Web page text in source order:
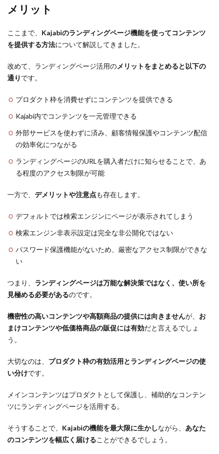
メリット
ここまで、 Kajabiのランディングページ機能を使ってコンテンツ
を提供する方法について解説してきました。
改めて、ランディングページ活用のメリットをまとめると以下の
通り です。
プロダクト枠を消費せずにコンテンツを提供できる
Kajabi内でコンテンツを一元管理できる
外部サービスを使わずに済み、顧客情報保護やコンテンツ配信
の効率化につながる
ランディングページのURLを購入者だけに知らせることで、あ
る程度のアクセス制限が可能
一方で、 デメリットや注意点も存在します。
デフォルトでは検索エンジンにページが表示されてしまう
検索エンジン非表示設定は完全な非公開化ではない
パスワード保護機能がないため、厳密なアクセス制限ができな
い
つまり、 ランディングページは万能な解決策ではなく、使い所を
見極める必要があるのです。
機密性の高いコンテンツや高額商品の提供には向きませんが、 お
まけコンテンツや低価格商品の販促には有効だと言えるでしょ
う。
大切なのは、 プロダクト枠の有効活用とランディングページの使
い分けです。
メインコンテンツはプロダクトとして保護し、補助的なコンテン
ツにランディングページを活用する。
そうすることで、 Kajabiの機能を最大限に生かしながら、 あなた
のコンテンツを幅広く届けることができるでしょう。